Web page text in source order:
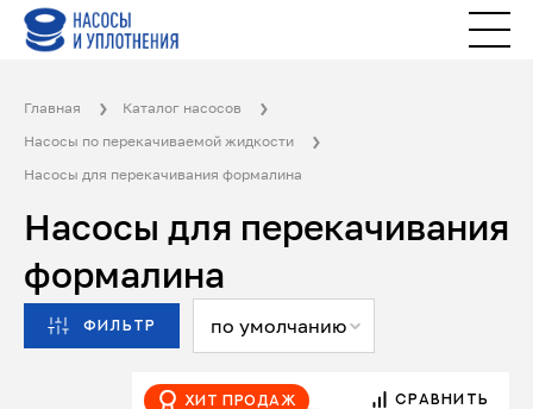
Главная
Каталог насосов
Насосы по перекачиваемой жидкости
Насосы для перекачивания формалина
Насосы для перекачивания
формалина
ФИЛЬТР по умолчанию
Хит продаж СРАВНИТЬ